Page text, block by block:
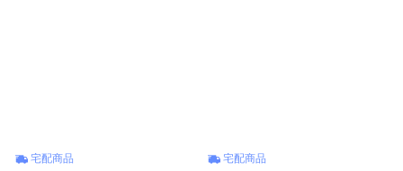
宅配商品 宅配商品